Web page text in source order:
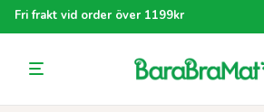
Fri frakt vid order över 1199kr